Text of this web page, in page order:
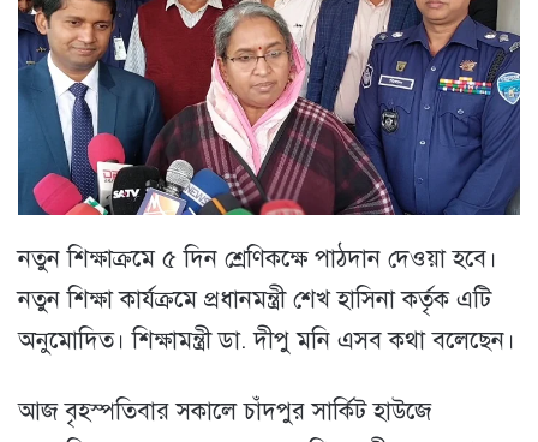
নতুন শিক্ষাক্রমে ৫ দিন শ্রেণিকক্ষে পাঠদান দেওয়া হবে।
নতুন শিক্ষা কার্যক্রমে প্রধানমন্ত্রী শেখ হাসিনা কর্তৃক এটি
অনুমোদিত। শিক্ষামন্ত্রী ডা. দীপু মনি এসব কথা বলেছেন।
আজ বৃহস্পতিবার সকালে চাঁদপুর সার্কিট হাউজে